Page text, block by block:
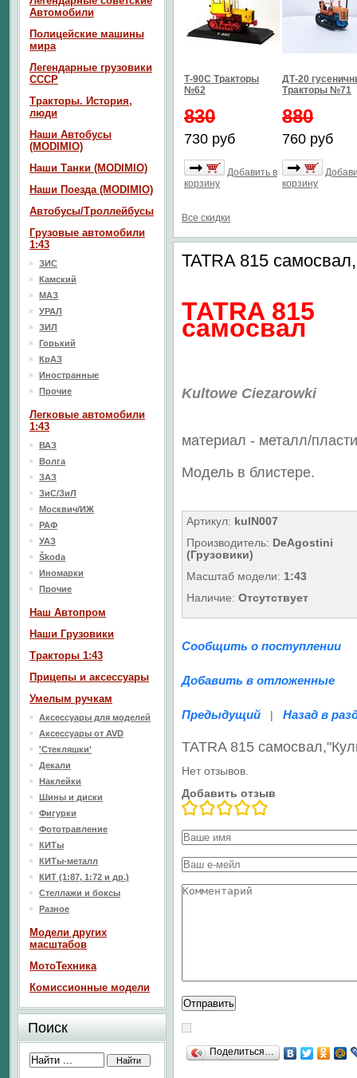
Т-90С Тракторы
№62
830
730 руб
Добавить в
корзину
ДТ-20
Тракторы №71
880
760 руб
корзину
Все скидки
TATRA 815
TATRA 815
самосвал
Kultowe Ciezarowki
материал - металл/
Модель в блистере.
Артикул: kulN007
Производитель: DeAgostini
(Грузовики)
Масштаб модели: 1:43
Наличие: Отсутствует
Сообщить о поступлении
Добавить в отложенные
Предыдущий | Назад в
TATRA 815
Нет отзывов.
Добавить отзыв
Поделиться…
Автомобили
Полицейские машины
мира
Легендарные грузовики
СССР
Тракторы. История,
люди
Наши Автобусы
(MODIMIO)
Наши Танки (MODIMIO)
Наши Поезда (MODIMIO)
Автобусы/Троллейбусы
Грузовые автомобили
1:43
ЗИС
Камский
МАЗ
УРАЛ
ЗИЛ
Горький
КрАЗ
Иностранные
Прочие
Легковые автомобили
1:43
ВАЗ
Волга
ЗАЗ
ЗиС/ЗиЛ
Москвич/ИЖ
РАФ
УАЗ
Škoda
Иномарки
Прочие
Наш Aвтопром
Наши Грузовики
Тракторы 1:43
Прицепы и аксессуары
Умелым ручкам
Аксессуары для моделей
Аксессуары от AVD
'Стекляшки'
Декали
Наклейки
Шины и диски
Фигурки
Фототравление
КИТы
КИТы-металл
КИТ (1:87, 1:72 и др.)
Стеллажи и боксы
Разное
Модели других
масштабов
МотоТехника
Комиссионные модели
Поиск